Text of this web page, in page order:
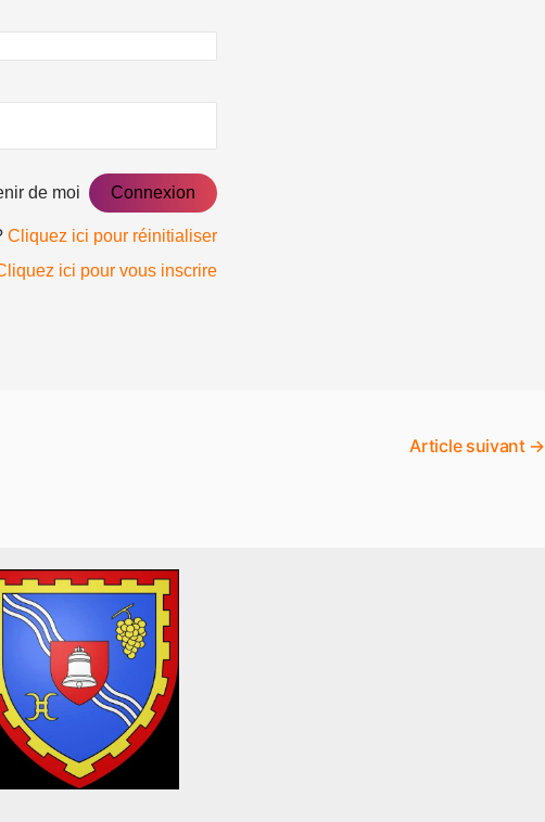
de moi
Cliquez ici pour réinitialiser
ici pour vous inscrire
Article suivant →